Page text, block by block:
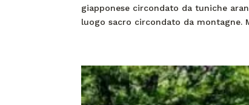
giapponese circondato da tuniche
luogo sacro circondato da montagne.